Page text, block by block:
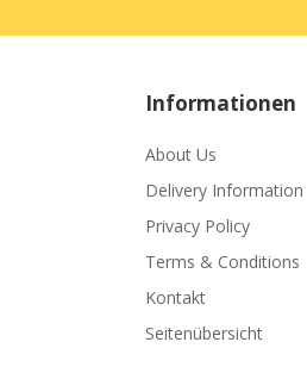
Informationen
About Us
Delivery Information
Privacy Policy
Terms & Conditions
Kontakt
Seitenübersicht